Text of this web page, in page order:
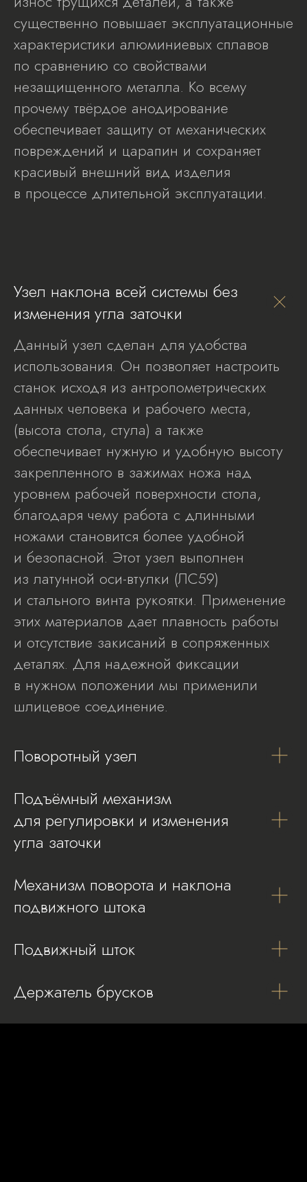
существенно повышает эксплуатационные
характеристики алюминиевых сплавов
по сравнению со свойствами
незащищенного металла. Ко всему
прочему твёрдое анодирование
обеспечивает защиту от механических
повреждений и царапин и сохраняет
красивый внешний вид изделия
в процессе длительной эксплуатации.
Узел наклона всей системы без
изменения угла заточки
Данный узел сделан для удобства
использования. Он позволяет настроить
станок исходя из антропометрических
данных человека и рабочего места,
(высота стола, стула) а также
обеспечивает нужную и удобную высоту
закрепленного в зажимах ножа над
уровнем рабочей поверхности стола,
благодаря чему работа с длинными
ножами становится более удобной
и безопасной. Этот узел выполнен
из латунной оси-втулки (ЛС59)
и стального винта рукоятки. Применение
этих материалов дает плавность работы
и отсутствие закисаний в сопряженных
деталях. Для надежной фиксации
в нужном положении мы применили
шлицевое соединение.
Поворотный узел
Подъёмный механизм
для регулировки и изменения
угла заточки
Механизм поворота и наклона
подвижного штока
Подвижный шток
Держатель брусков